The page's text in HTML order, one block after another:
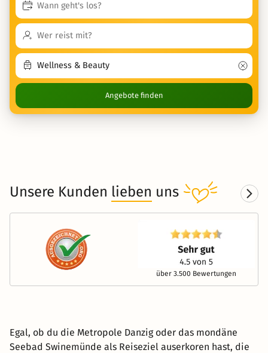
Angebote finden
Unsere Kunden lieben uns
über 3.500 Bewertungen
Egal, ob du die Metropole Danzig oder das mondäne
Seebad Swinemünde als Reiseziel auserkoren hast, die